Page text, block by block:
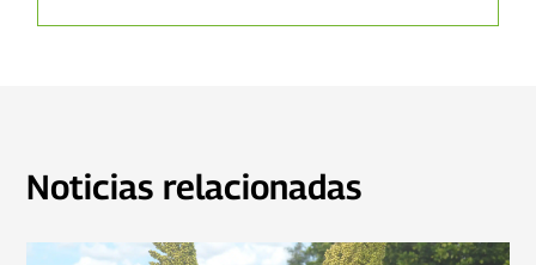
Noticias relacionadas